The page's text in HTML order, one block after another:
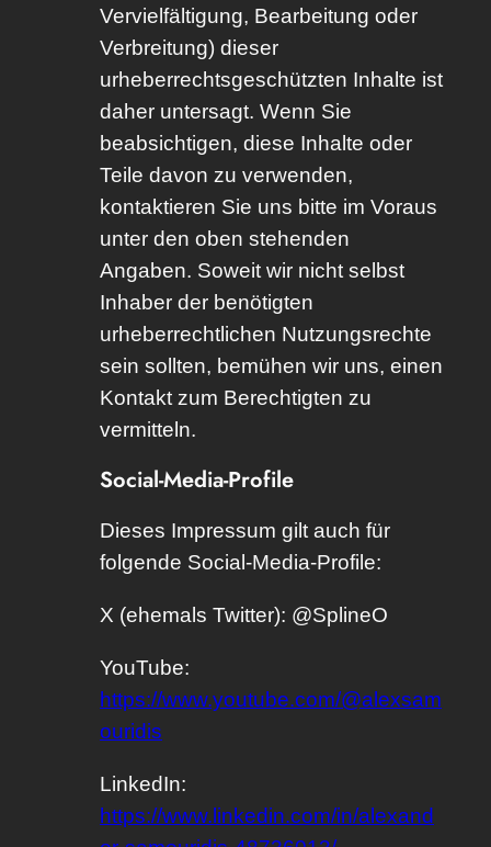
Vervielfältigung, Bearbeitung oder
Verbreitung) dieser
urheberrechtsgeschützten Inhalte ist
daher untersagt. Wenn Sie
beabsichtigen, diese Inhalte oder
Teile davon zu verwenden,
kontaktieren Sie uns bitte im Voraus
unter den oben stehenden
Angaben. Soweit wir nicht selbst
Inhaber der benötigten
urheberrechtlichen Nutzungsrechte
sein sollten, bemühen wir uns, einen
Kontakt zum Berechtigten zu
vermitteln.
Social-Media-Profile
Dieses Impressum gilt auch für
folgende Social-Media-Profile:
X (ehemals Twitter): @SplineO
YouTube:
https://www.youtube.com/@alexsam
ouridis
LinkedIn:
https://www.linkedin.com/in/alexand